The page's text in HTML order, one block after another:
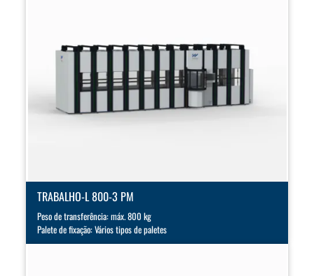
TRABALHO-L 800-3 PM
Peso de transferência: máx. 800 kg
Palete de fixação: Vários tipos de paletes